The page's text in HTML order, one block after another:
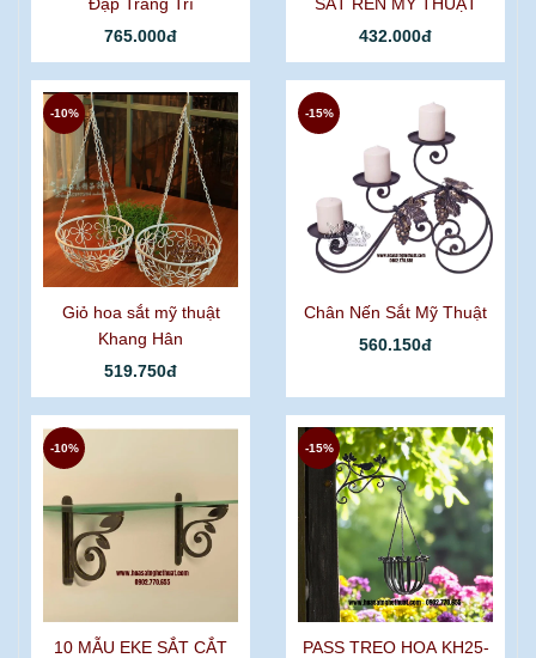
765.000đ
432.000đ
Giỏ hoa sắt mỹ thuật
Khang Hân
519.750đ
-10%
Chân Nến Sắt Mỹ Thuật
560.150đ
-15%
10 MẪU EKE SẮT CẮT
-10%
PASS TREO HOA KH25-
-15%